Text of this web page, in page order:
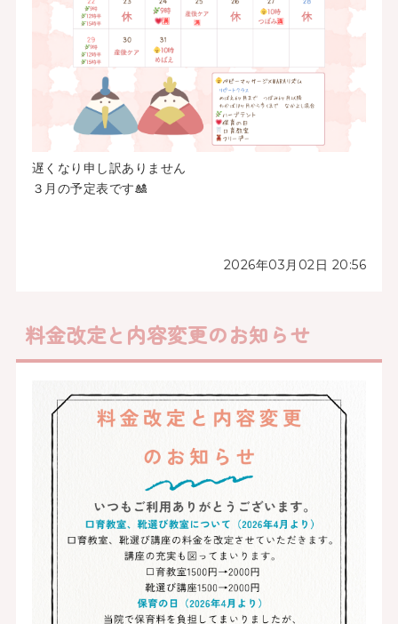
遅くなり申し訳ありません
３月の予定表です🎎
2026年03月02日 20:56
料金改定と内容変更のお知らせ